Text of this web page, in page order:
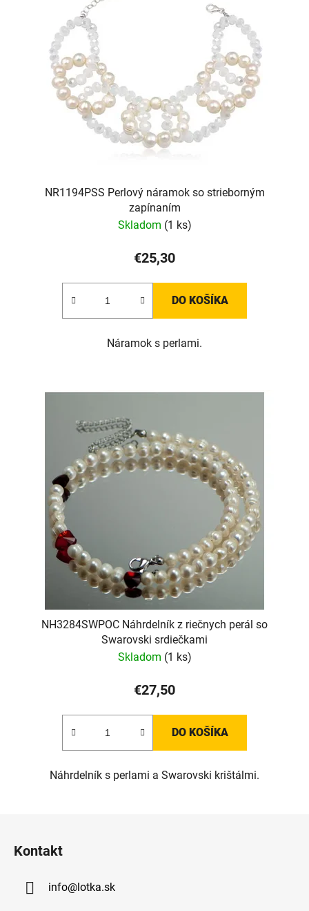
NR1194PSS Perlový náramok so strieborným
zapínaním
Skladom (1 ks)
€25,30
DO KOŠÍKA
Náramok s perlami.
NH3284SWPOC Náhrdelník z riečnych perál so
Swarovski srdiečkami
Skladom (1 ks)
€27,50
DO KOŠÍKA
Náhrdelník s perlami a Swarovski krištálmi.
Kontakt
info@lotka.sk